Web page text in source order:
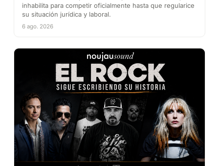
inhabilita para competir oficialmente hasta que regularice
su situación jurídica y laboral.
6 ago. 2026